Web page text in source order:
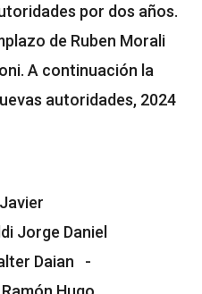
por dos años.
de Ruben Morali
A continuación la
autoridades, 2024
Jorge Daniel
Daian -